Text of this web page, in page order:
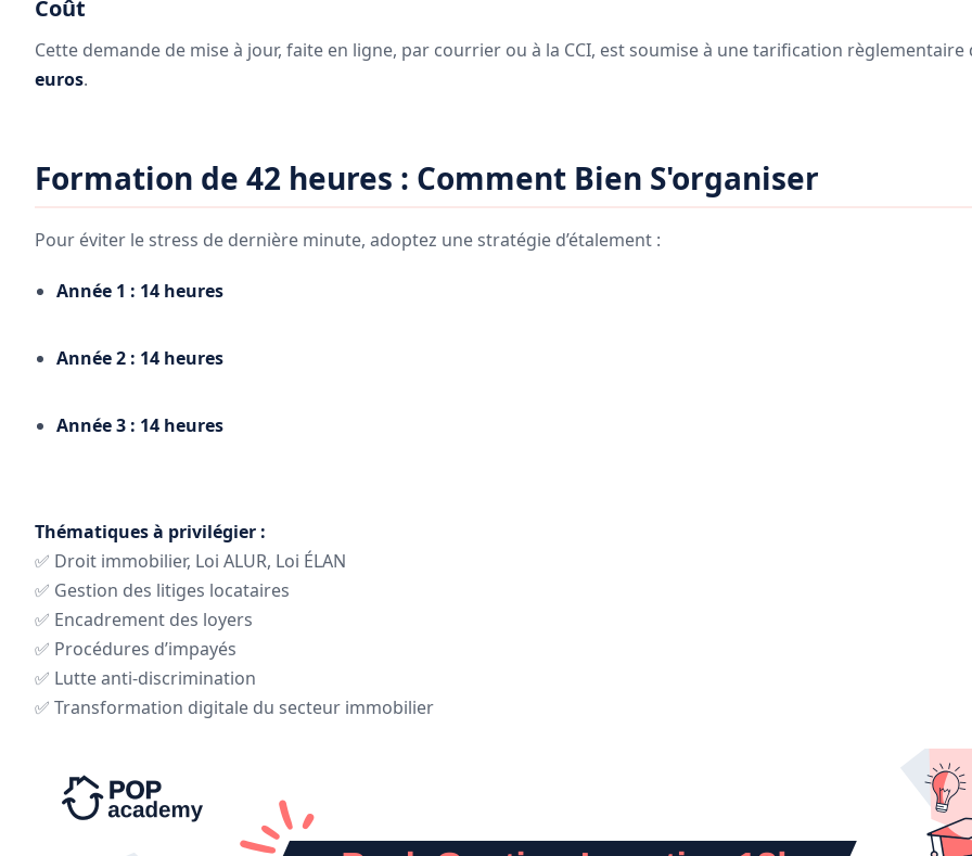
Coût
Cette demande de mise à jour, faite en ligne, par courrier ou à la CCI, est soumise à une tarification règlementaire
euros.
Formation de 42 heures : Comment Bien S'organiser
Pour éviter le stress de dernière minute, adoptez une stratégie d’étalement :
Année 1 : 14 heures
Année 2 : 14 heures
Année 3 : 14 heures
Thématiques à privilégier :
✅ Droit immobilier, Loi ALUR, Loi ÉLAN
✅ Gestion des litiges locataires
✅ Encadrement des loyers
✅ Procédures d’impayés
✅ Lutte anti-discrimination
✅ Transformation digitale du secteur immobilier